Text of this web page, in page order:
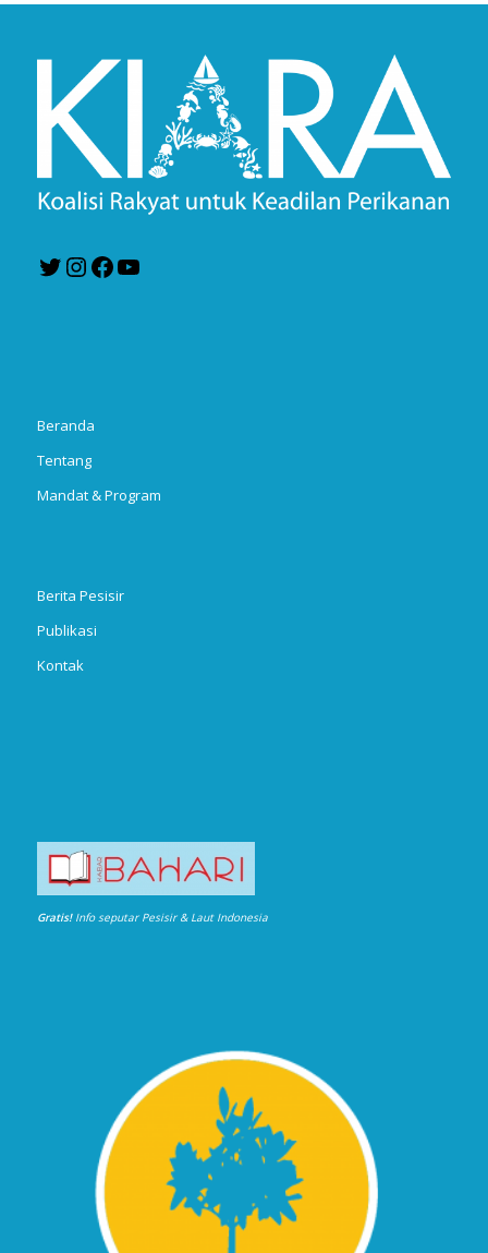
TwitterInstagram
Facebook
Beranda
Tentang
Mandat & Program
Berita Pesisir
Publikasi
Kontak
Gratis! Info seputar Pesisir & Laut Indonesia